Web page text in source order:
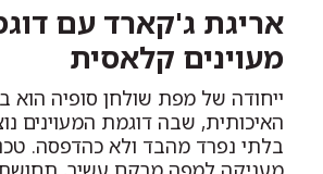
אריגת ג'קארד עם
מעוינים קלאסית
ייחודה של מפת שולחן סופיה הוא
האיכותית, שבה דוגמת המעוינים
בלתי נפרד מהבד ולא כהדפסה.